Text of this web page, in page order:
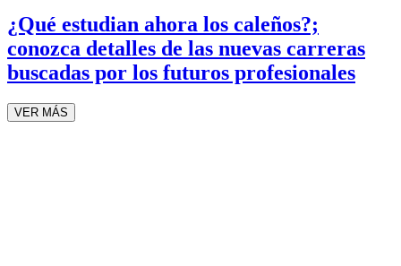
¿Qué estudian ahora los caleños?;
conozca detalles de las nuevas carreras
buscadas por los futuros profesionales
VER MÁS